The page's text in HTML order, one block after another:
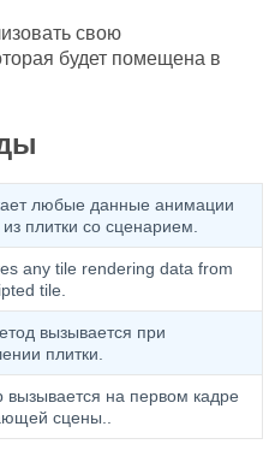
свою
будет помещена в
любые данные анимации
из плитки со сценарием.
any tile rendering data from
tile.
вызывается при
плитки.
вызывается на первом кадре
сцены..